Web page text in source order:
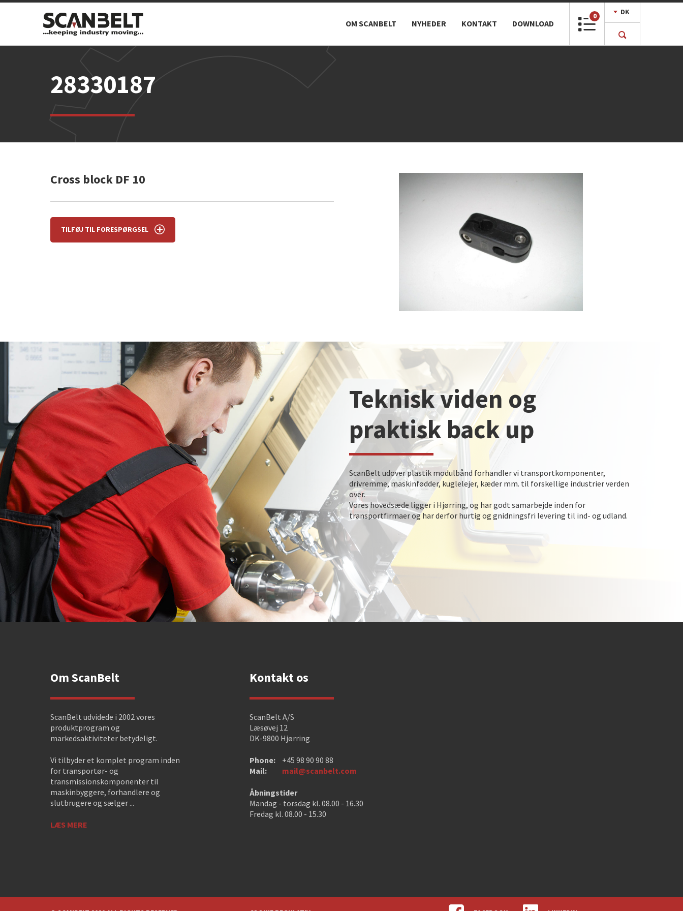
OM SCANBELT NYHEDER KONTAKT DOWNLOAD
LUK
0 DK
EN
28330187
Cross block DF 10
TILFØJ TIL FORESPØRGSEL
Teknisk viden og
praktisk back up
ScanBelt udover plastik modulbånd forhandler vi transportkomponenter,
drivremme, maskinfødder, kuglelejer, kæder mm. til forskellige industrier verden
over.
Vores hovedsæde ligger i Hjørring, og har godt samarbejde inden for
transportfirmaer og har derfor hurtig og gnidningsfri levering til ind- og udland.
Om ScanBelt
ScanBelt udvidede i 2002 vores
produktprogram og
markedsaktiviteter betydeligt.
Vi tilbyder et komplet program inden
for transportør- og
transmissionskomponenter til
maskinbyggere, forhandlere og
slutbrugere og sælger ...
LÆS MERE
Kontakt os
ScanBelt A/S
Læsøvej 12
DK-9800 Hjørring
Phone:
+45 98 90 90 88
Mail:
mail@scanbelt.com
Åbningstider
Mandag - torsdag kl. 08.00 - 16.30
Fredag kl. 08.00 - 15.30